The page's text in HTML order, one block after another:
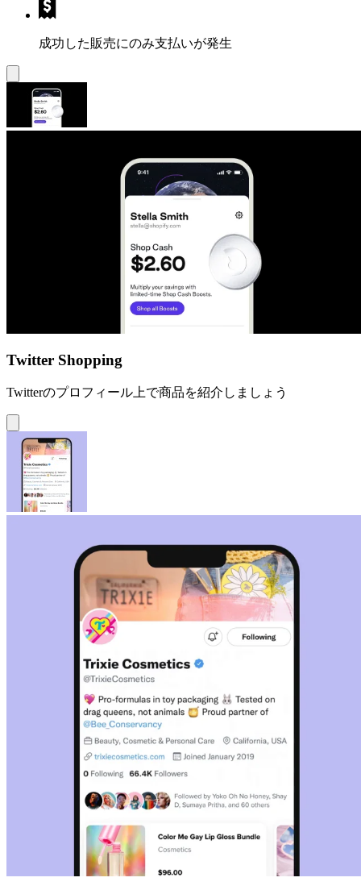
成功した販売にのみ支払いが発生
Twitter Shopping
Twitterのプロフィール上で商品を紹介しましょう